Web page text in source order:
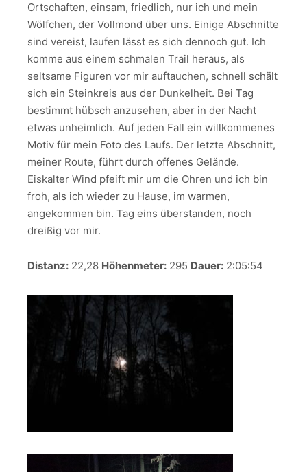
Ortschaften, einsam, friedlich, nur ich und mein
Wölfchen, der Vollmond über uns. Einige Abschnitte
sind vereist, laufen lässt es sich dennoch gut. Ich
komme aus einem schmalen Trail heraus, als
seltsame Figuren vor mir auftauchen, schnell schält
sich ein Steinkreis aus der Dunkelheit. Bei Tag
bestimmt hübsch anzusehen, aber in der Nacht
etwas unheimlich. Auf jeden Fall ein willkommenes
Motiv für mein Foto des Laufs. Der letzte Abschnitt,
meiner Route, führt durch offenes Gelände.
Eiskalter Wind pfeift mir um die Ohren und ich bin
froh, als ich wieder zu Hause, im warmen,
angekommen bin. Tag eins überstanden, noch
dreißig vor mir.
Distanz: 22,28 Höhenmeter: 295 Dauer: 2:05:54